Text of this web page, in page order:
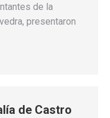
de la
presentaron
de Castro